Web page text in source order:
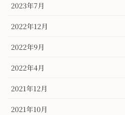
2023年7月
2022年12月
2022年9月
2022年4月
2021年12月
2021年10月